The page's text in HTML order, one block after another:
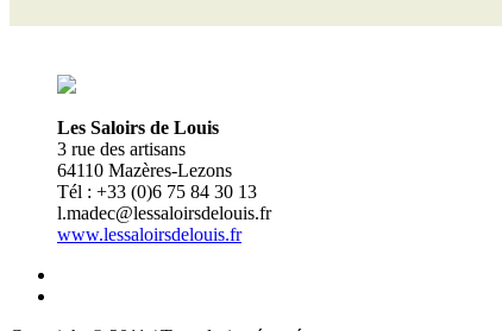
Les Saloirs de Louis
3 rue des artisans
64110 Mazères-Lezons
Tél : +33 (0)6 75 84 30 13
l.madec@lessaloirsdelouis.fr
www.lessaloirsdelouis.fr